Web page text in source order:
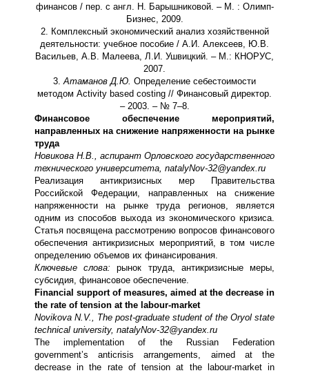
финансов / пер. с англ. Н. Барышниковой. – М. : Олимп-
Бизнес, 2009.
2. Комплексный экономический анализ хозяйственной
деятельности: учебное пособие / А.И. Алексеев, Ю.В.
Васильев, А.В. Малеева, Л.И. Ушвицкий. – М.: КНОРУС,
2007.
3. Атаманов Д.Ю. Определение себестоимости
методом Activity based costing // Финансовый директор.
– 2003. – № 7–8.
Финансовое обеспечение мероприятий,
направленных на снижение напряженности на рынке
труда
Новикова Н.В., аспирант Орловского государственного
технического университета, natalyNov-32@yandex ru
Реализация антикризисных мер Правительства
Российской Федерации, направленных на снижение
напряженности на рынке труда регионов, является
одним из способов выхода из экономического кризиса.
Статья посвящена рассмотрению вопросов финансового
обеспечения антикризисных мероприятий, в том числе
определению объемов их финансирования.
Ключевые слова: рынок труда, антикризисные меры,
субсидия, финансовое обеспечение.
Financial support of measures, aimed at the decrease in
the rate of tension at the labour-market
Novikova N.V., The post-graduate student of the Oryol state
technical university, natalyNov-32@yandex.ru
The implementation of the Russian Federation
government’s anticrisis arrangements, aimed at the
decrease in the rate of tension at the labour-market in